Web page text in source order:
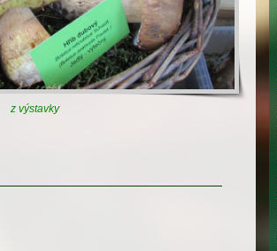
z výstavky